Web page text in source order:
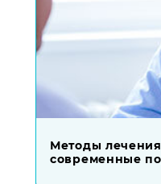
Методы
современные